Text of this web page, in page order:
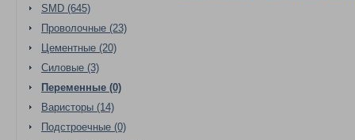
SMD (645)
Проволочные (23)
Цементные (20)
Силовые (3)
Переменные (0)
Варисторы (14)
Подстроечные (0)